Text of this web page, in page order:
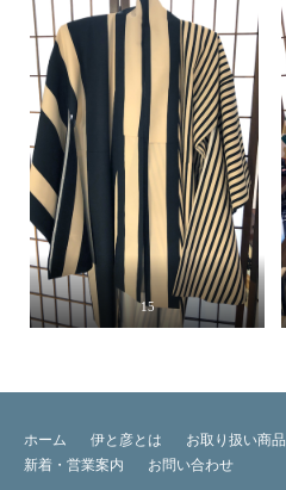
15
ホーム 伊と彦とは お取り扱い商品
新着・営業案内
お問い合わせ